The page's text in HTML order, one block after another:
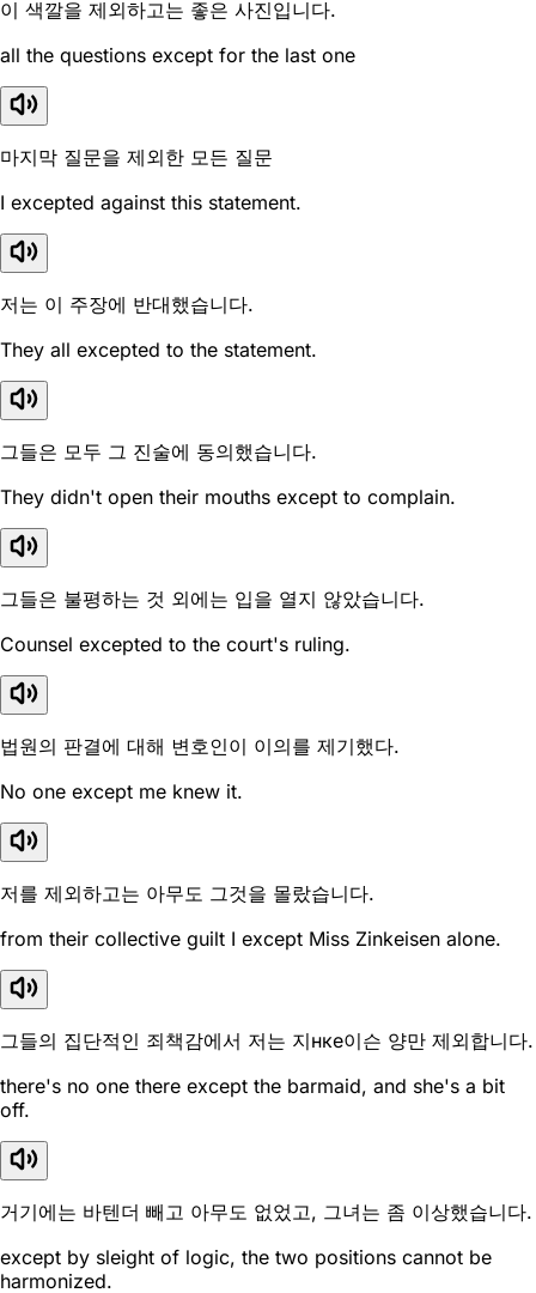
이 색깔을 제외하고는 좋은 사진입니다.
all the questions except for the last one
마지막 질문을 제외한 모든 질문
I excepted against this statement.
저는 이 주장에 반대했습니다.
They all excepted to the statement.
그들은 모두 그 진술에 동의했습니다.
They didn't open their mouths except to complain.
그들은 불평하는 것 외에는 입을 열지 않았습니다.
Counsel excepted to the court's ruling.
법원의 판결에 대해 변호인이 이의를 제기했다.
No one except me knew it.
저를 제외하고는 아무도 그것을 몰랐습니다.
from their collective guilt I except Miss Zinkeisen alone.
그들의 집단적인 죄책감에서 저는 지нке이슨 양만 제외합니다.
there's no one there except the barmaid, and she's a bit
off.
거기에는 바텐더 빼고 아무도 없었고, 그녀는 좀 이상했습니다.
except by sleight of logic, the two positions cannot be
harmonized.